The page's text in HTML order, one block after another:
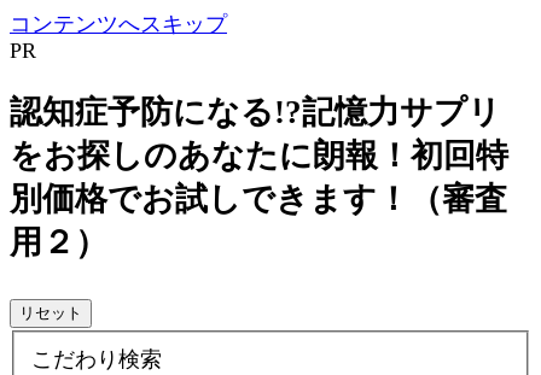
コンテンツへスキップ
PR
認知症予防になる!?記憶力サプリ
をお探しのあなたに朗報！初回特
別価格でお試しできます！（審査
用２）
リセット
こだわり検索